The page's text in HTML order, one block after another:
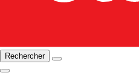
Rechercher